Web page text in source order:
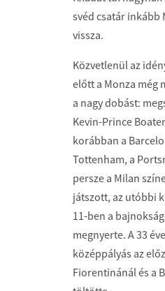
svéd csatár inkább
vissza.
Közvetlenül az
előtt a Monza még
a nagy dobást:
Kevin-Prince
korábban a
Tottenham, a
persze a Milan
játszott, az utóbbi
11-ben a
megnyerte. A 33
középpályás az
Fiorentinánál és a